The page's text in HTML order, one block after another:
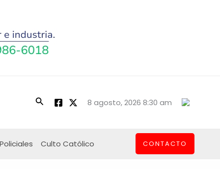
Buscar 8 agosto, 2026 8:30 am
Policiales Culto Católico CONTACTO